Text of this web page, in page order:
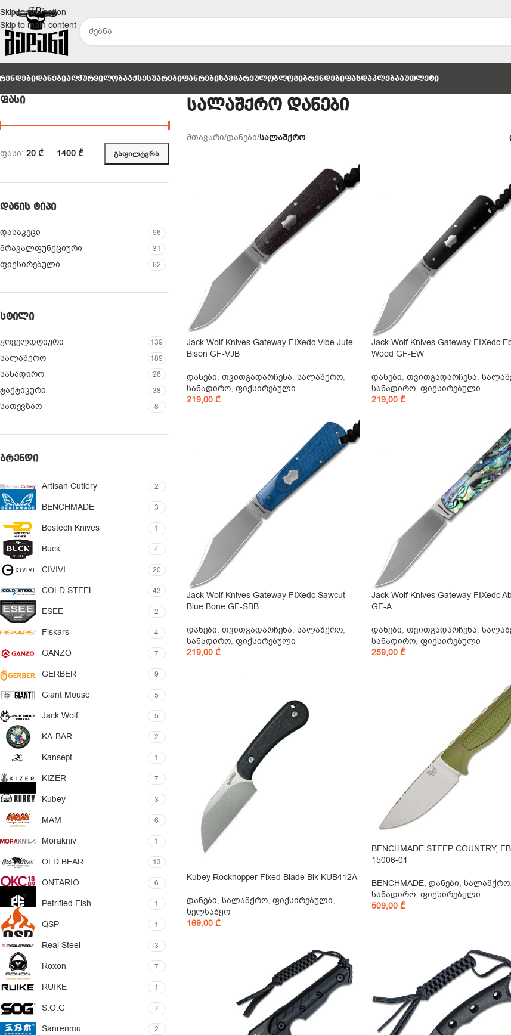
Skip to navigation
Skip to main content
ᲓᲐᲜᲔᲑᲘᲐᲦᲭᲣᲠᲕᲘᲚᲝᲑᲐᲐᲥᲡᲔᲡᲣᲐᲠᲔᲑᲘᲤᲐᲜᲠᲔᲑᲘᲡᲐᲛᲖᲐᲠᲔᲣᲚᲝᲑᲚᲝᲒᲘᲑᲠᲔᲜᲓᲔᲑᲘᲤᲐᲡᲓᲐᲙᲚᲔᲑᲐᲐᲣᲗᲚᲔᲢᲘ
ᲤᲐᲡᲘ
ᲒᲐᲤᲘᲚᲢᲕᲠᲐ
ფასი: 20 ₾ — 1400 ₾
ᲓᲐᲜᲘᲡ ᲢᲘᲞᲘ
დასაკეცი 96
მრავალფუნქციური 31
ფიქსირებული 62
ᲡᲢᲘᲚᲘ
ყოველდღიური 139
სალაშქრო 189
სანადირო 26
ტაქტიკური 38
სათევზაო 8
ᲑᲠᲔᲜᲓᲘ
Artisan Cutlery 2
BENCHMADE 3
Bestech Knives 1
Buck 4
CIVIVI 20
COLD STEEL 43
ESEE 2
Fiskars 4
GANZO 7
GERBER 9
Giant Mouse 5
Jack Wolf 5
KA-BAR 2
Kansept 1
KIZER 7
Kubey 3
MAM 6
Morakniv 1
OLD BEAR 13
ONTARIO 6
Petrified Fish 1
QSP 1
Real Steel 3
Roxon 7
RUIKE 1
S.O.G 7
Sanrenmu 2
სალაშქრო დანები
მთავარი/დანები/სალაშქრო
Jack Wolf Knives Gateway FIXedc Vibe Jute
Bison GF-VJB
დანები, თვითგადარჩენა, სალაშქრო,
სანადირო, ფიქსირებული
219,00 ₾
Jack Wolf Knives Gateway FIXedc
Wood GF-EW
დანები, თვითგადარჩენა,
სანადირო, ფიქსირებული
219,00 ₾
Jack Wolf Knives Gateway FIXedc Sawcut
Blue Bone GF-SBB
დანები, თვითგადარჩენა, სალაშქრო,
სანადირო, ფიქსირებული
219,00 ₾
Jack Wolf Knives Gateway FIXedc
GF-A
დანები, თვითგადარჩენა,
სანადირო, ფიქსირებული
259,00 ₾
Kubey Rockhopper Fixed Blade Blk KUB412A
დანები, სალაშქრო, ფიქსირებული,
ხელსაწყო
169,00 ₾
BENCHMADE STEEP COUNTRY,
15006-01
BENCHMADE, დანები, სალაშქრო,
სანადირო, ფიქსირებული
509,00 ₾